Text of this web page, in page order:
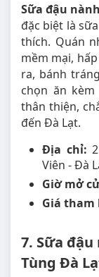
Sữa đậu
đặc biệt là
thích. Quán
mềm mại,
ra, bánh
chọn ăn
thân thiện,
đến Đà Lạt.
Địa chỉ:
Viên - Đà
Giờ mở
Giá tham
7. Sữa đậu
Tùng Đà